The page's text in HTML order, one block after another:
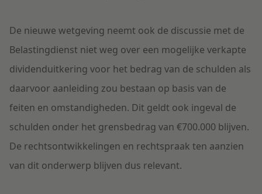
De nieuwe wetgeving neemt ook de discussie met de
Belastingdienst niet weg over een mogelijke verkapte
dividenduitkering voor het bedrag van de schulden als
daarvoor aanleiding zou bestaan op basis van de
feiten en omstandigheden. Dit geldt ook ingeval de
schulden onder het grensbedrag van €700.000 blijven.
De rechtsontwikkelingen en rechtspraak ten aanzien
van dit onderwerp blijven dus relevant.